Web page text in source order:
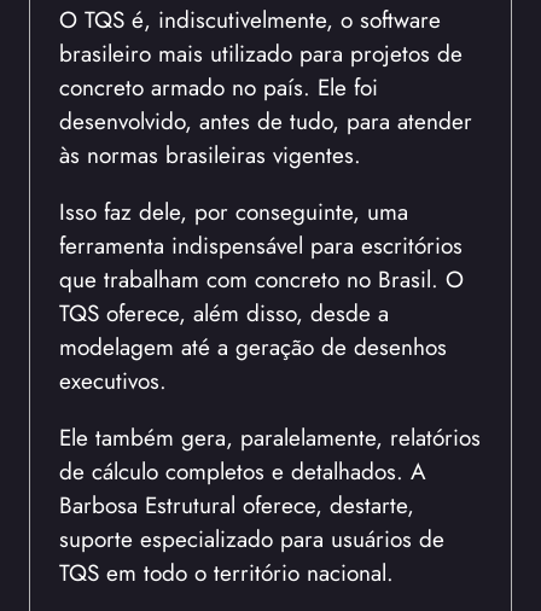
O TQS é, indiscutivelmente, o software
brasileiro mais utilizado para projetos de
concreto armado no país. Ele foi
desenvolvido, antes de tudo, para atender
às normas brasileiras vigentes.
Isso faz dele, por conseguinte, uma
ferramenta indispensável para escritórios
que trabalham com concreto no Brasil. O
TQS oferece, além disso, desde a
modelagem até a geração de desenhos
executivos.
Ele também gera, paralelamente, relatórios
de cálculo completos e detalhados. A
Barbosa Estrutural oferece, destarte,
suporte especializado para usuários de
TQS em todo o território nacional.